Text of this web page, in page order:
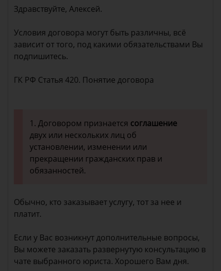
Здравствуйте, Алексей.
Условия договора могут быть различны, всё
зависит от того, под какими обязательствами Вы
подпишитесь.
ГК РФ Статья 420. Понятие договора
1. Договором признается соглашение
двух или нескольких лиц об
установлении, изменении или
прекращении гражданских прав и
обязанностей.
Обычно, кто заказывает услугу, тот за нее и
платит.
Если у Вас возникнут дополнительные вопросы,
Вы можете заказать развернутую консультацию в
чате выбранного юриста. Хорошего Вам дня.